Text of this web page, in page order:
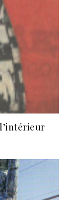
l’intérieur